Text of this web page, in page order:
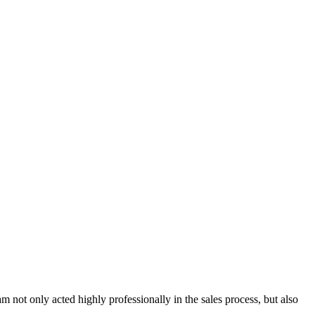
not only acted highly professionally in the sales process, but also